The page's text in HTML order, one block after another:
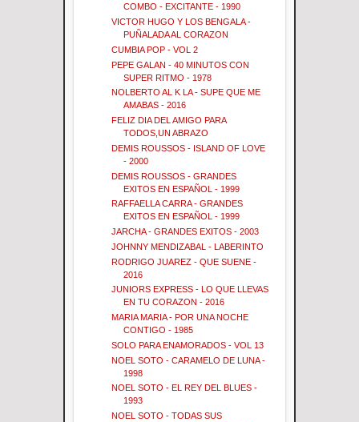
COMBO - EXCITANTE - 1990
VICTOR HUGO Y LOS BENGALA -
PUÑALADA AL CORAZON
CUMBIA POP - VOL 2
PEPE GALAN - 40 MINUTOS CON
SUPER RITMO - 1978
NOLBERTO AL K LA - SUPE QUE ME
AMABAS - 2016
FELIZ DIA DEL AMIGO PARA
TODOS,UN ABRAZO
DEMIS ROUSSOS - ISLAND OF LOVE
- 2000
DEMIS ROUSSOS - GRANDES
EXITOS EN ESPAÑOL - 1999
RAFFAELLA CARRA - GRANDES
EXITOS EN ESPAÑOL - 1999
JARCHA - GRANDES EXITOS - 2003
JOHNNY MENDIZABAL - LABERINTO
RODRIGO JUAREZ - QUE SUENE -
2016
JUNIORS EXPRESS - LO QUE LLEVAS
EN TU CORAZON - 2016
MARIA MARIA - POR UNA NOCHE
CONTIGO - 1985
SOLO PARA ENAMORADOS - VOL 13
NOEL SOTO - CARAMELO DE LUNA -
1998
NOEL SOTO - EL REY DEL BLUES -
1993
NOEL SOTO - TODAS SUS